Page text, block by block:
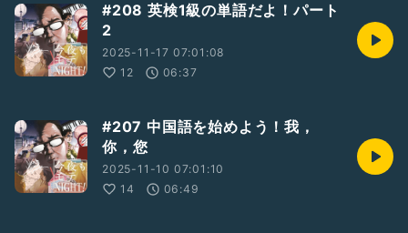
#208 英検1級の単語だよ！パート
2
2025-11-17 07:01:08
12
06:37
#207 中国語を始めよう！我，
你，您
2025-11-10 07:01:10
14
06:49